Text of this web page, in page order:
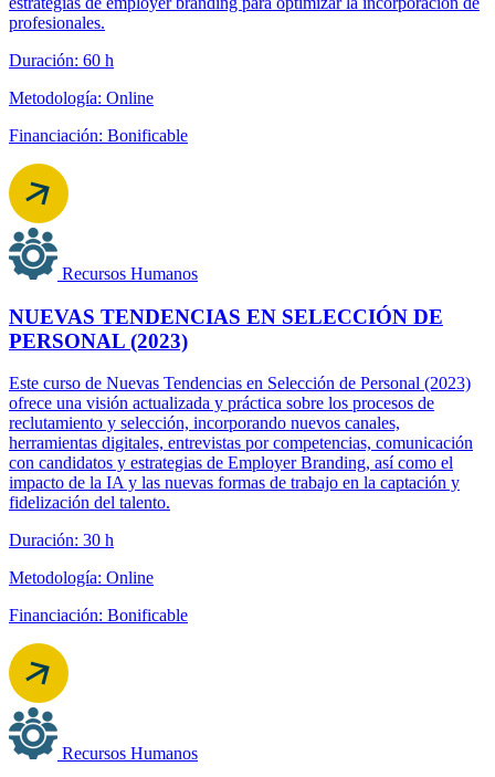
profesionales.
Duración: 60 h
Metodología: Online
Financiación: Bonificable
Recursos Humanos
NUEVAS TENDENCIAS EN SELECCIÓN DE
PERSONAL (2023)
Este curso de Nuevas Tendencias en Selección de Personal (2023)
ofrece una visión actualizada y práctica sobre los procesos de
reclutamiento y selección, incorporando nuevos canales,
herramientas digitales, entrevistas por competencias, comunicación
con candidatos y estrategias de Employer Branding, así como el
impacto de la IA y las nuevas formas de trabajo en la captación y
fidelización del talento.
Duración: 30 h
Metodología: Online
Financiación: Bonificable
Recursos Humanos